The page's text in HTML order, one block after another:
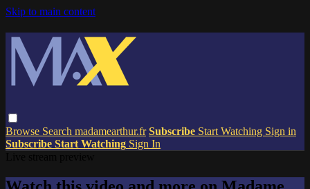
Skip to main content
Browse Search madamearthur.fr Subscribe Start Watching Sign in
Subscribe Start Watching Sign In